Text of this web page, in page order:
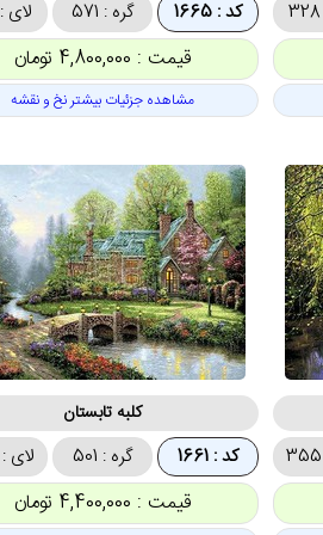
کد : 1665 گره : 571 لای : 330
قیمت : 4,800,000 تومان
مشاهده جزئیات بیشتر نخ و نقشه
کلبه تابستان
کد : 1661 گره : 501 لای : 355
قیمت : 4,400,000 تومان